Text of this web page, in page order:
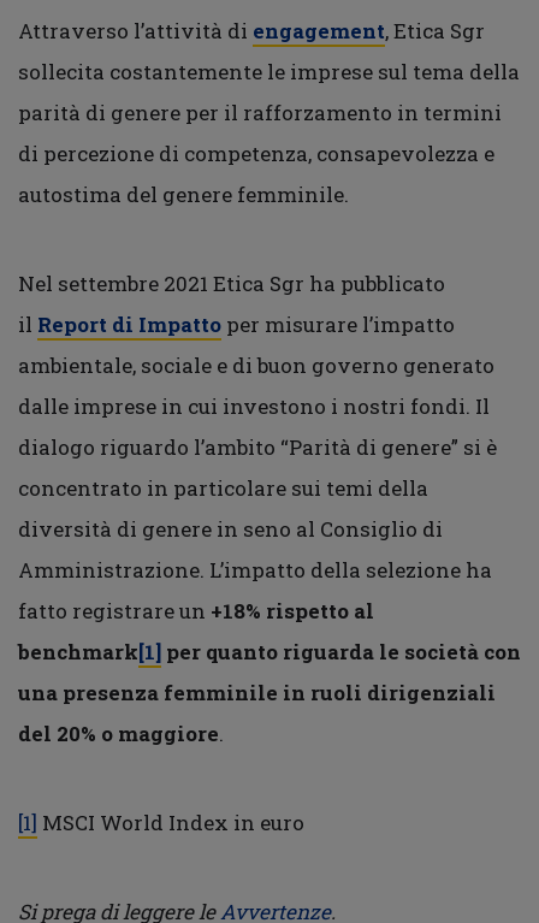
Attraverso l’attività di engagement, Etica Sgr
sollecita costantemente le imprese sul tema della
parità di genere per il rafforzamento in termini
di percezione di competenza, consapevolezza e
autostima del genere femminile.
Nel settembre 2021 Etica Sgr ha pubblicato
il Report di Impatto per misurare l’impatto
ambientale, sociale e di buon governo generato
dalle imprese in cui investono i nostri fondi. Il
dialogo riguardo l’ambito “Parità di genere” si è
concentrato in particolare sui temi della
diversità di genere in seno al Consiglio di
Amministrazione. L’impatto della selezione ha
fatto registrare un +18% rispetto al
benchmark[1] per quanto riguarda le società con
una presenza femminile in ruoli dirigenziali
del 20% o maggiore.
[1] MSCI World Index in euro
Si prega di leggere leAvvertenze.